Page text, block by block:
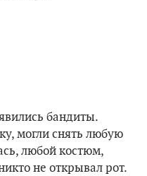
бандиты.
могли снять любую
любой костюм,
не открывал рот.